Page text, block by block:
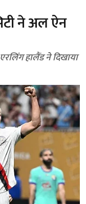
ने अल ऐन
हालैंड ने दिखाया